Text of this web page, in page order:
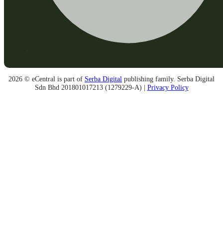
2026 © eCentral is part of Serba Digital publishing family. Serba Digital
Sdn Bhd 201801017213 (1279229-A) | Privacy Policy